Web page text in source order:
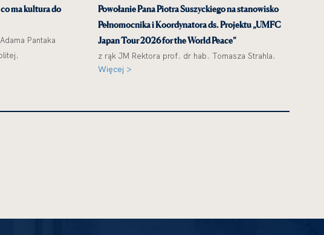
ma kultura do
Pantaka
Powołanie Pana Piotra Suszyckiego na stanowisko
Pełnomocnika i Koordynatora ds. Projektu „UMFC
Japan Tour 2026 for the World Peace”
z rąk JM Rektora prof. dr hab. Tomasza Strahla.
Więcej >